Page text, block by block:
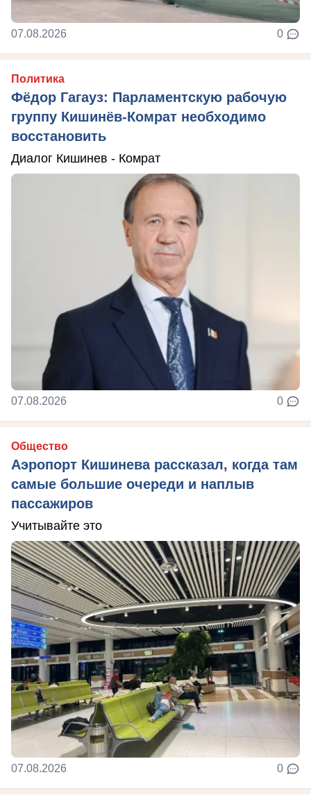
07.08.2026 0
Политика
Фёдор Гагауз: Парламентскую рабочую
группу Кишинёв-Комрат необходимо
восстановить
Диалог Кишинев - Комрат
07.08.2026 0
Общество
Аэропорт Кишинева рассказал, когда там
самые большие очереди и наплыв
пассажиров
Учитывайте это
07.08.2026 0